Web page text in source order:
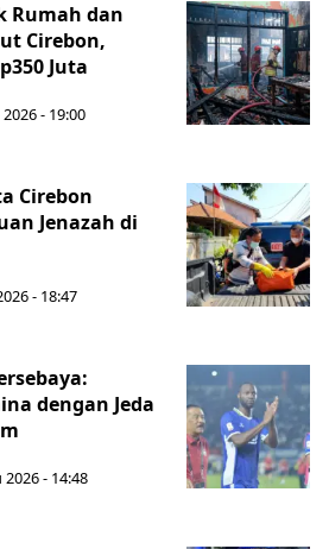
Rumah dan
Cirebon,
Juta
- 19:00
Cirebon
Jenazah di
- 18:47
dengan Jeda
2026 - 14:48